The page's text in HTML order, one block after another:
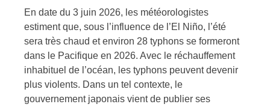
En date du 3 juin 2026, les météorologistes
estiment que, sous l’influence de l’El Niño, l’été
sera très chaud et environ 28 typhons se formeront
dans le Pacifique en 2026. Avec le réchauffement
inhabituel de l’océan, les typhons peuvent devenir
plus violents. Dans un tel contexte, le
gouvernement japonais vient de publier ses